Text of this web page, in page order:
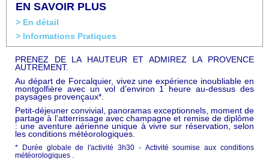
EN SAVOIR PLUS
> En détail
> Informations Pratiques
PRENEZ DE LA HAUTEUR ET ADMIREZ LA PROVENCE
AUTREMENT.
Au départ de Forcalquier, vivez une expérience inoubliable en
montgolfière avec un vol d’environ 1 heure au-dessus des
paysages provençaux*.
Petit-déjeuner convivial, panoramas exceptionnels, moment de
partage à l’atterrissage avec champagne et remise de diplôme
: une aventure aérienne unique à vivre sur réservation, selon
les conditions météorologiques.
* Durée globale de l'activité 3h30 - Activité soumise aux conditions
météorologiques .